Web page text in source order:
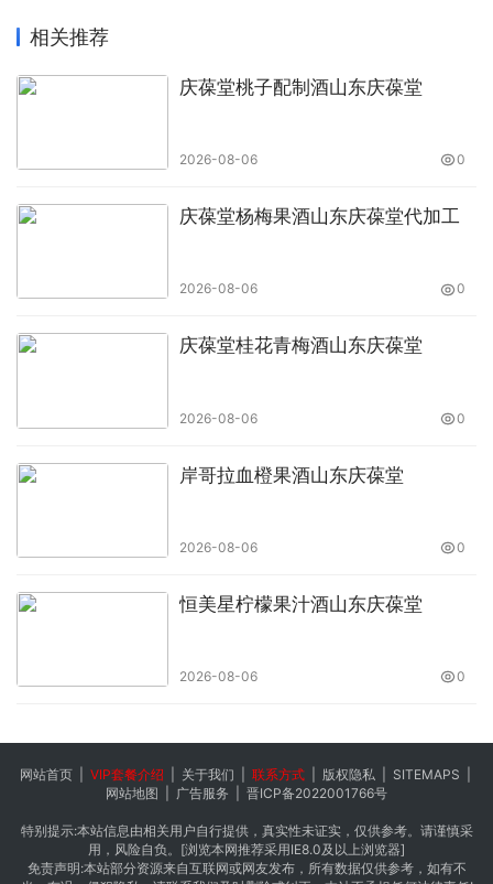
相关推荐
庆葆堂桃子配制酒山东庆葆堂
2026-08-06 0
庆葆堂杨梅果酒山东庆葆堂代加工
2026-08-06 0
庆葆堂桂花青梅酒山东庆葆堂
2026-08-06 0
岸哥拉血橙果酒山东庆葆堂
2026-08-06 0
恒美星柠檬果汁酒山东庆葆堂
2026-08-06 0
网站首页| VIP套餐介绍 关于我们 联系方式| 版权隐私| SITEMAPS
网站地图
广告服务 晋ICP备2022001766号
特别提示:本站信息由相关用户自行提供，真实性未证实，仅供参考。请谨慎采
用，风险自负。[浏览本网推荐采用IE8.0及以上浏览器]
免责声明:本站部分资源来自互联网或网友发布，所有数据仅供参考，如有不